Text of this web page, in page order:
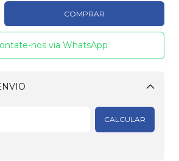
nos via WhatsApp
Alterar CEP
CALCULAR